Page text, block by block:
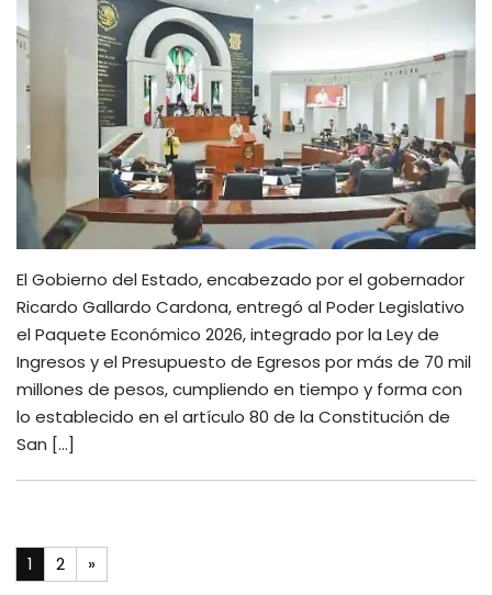
El Gobierno del Estado, encabezado por el gobernador
Ricardo Gallardo Cardona, entregó al Poder Legislativo
el Paquete Económico 2026, integrado por la Ley de
Ingresos y el Presupuesto de Egresos por más de 70 mil
millones de pesos, cumpliendo en tiempo y forma con
lo establecido en el artículo 80 de la Constitución de
San […]
1 2 »